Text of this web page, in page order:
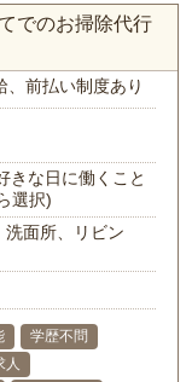
でのお掃除代行
、前払い制度あり
きな日に働くこと
選択)
洗面所、リビン
学歴不問
人